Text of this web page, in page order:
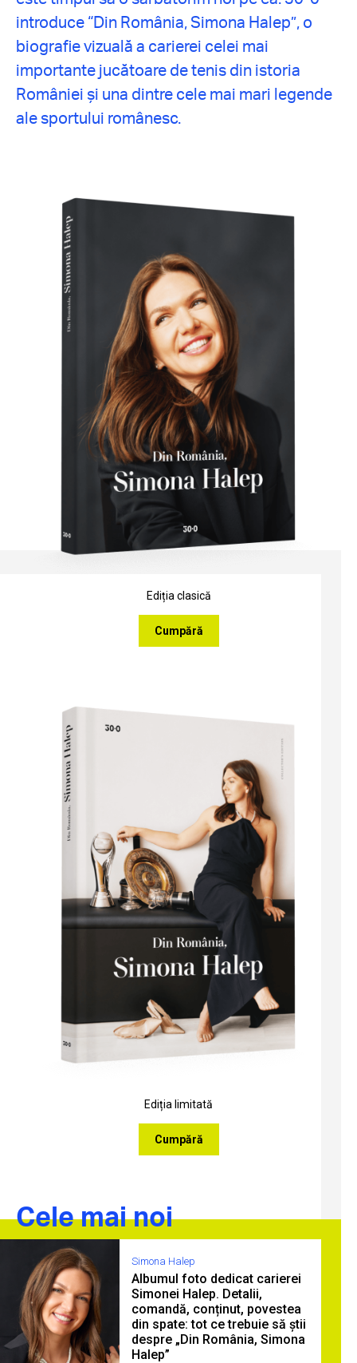
introduce “Din România, Simona Halep”, o
biografie vizuală a carierei celei mai
importante jucătoare de tenis din istoria
României și una dintre cele mai mari legende
ale sportului românesc.
Ediția clasică
Cumpără
Ediția limitată
Cumpără
Cele mai noi
Simona Halep
Albumul foto dedicat carierei
Simonei Halep. Detalii,
comandă, conținut, povestea
din spate: tot ce trebuie să știi
despre „Din România, Simona
Halep”